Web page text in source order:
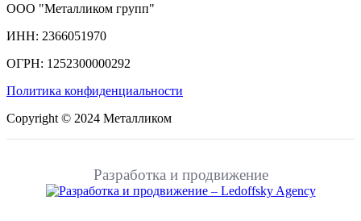
ООО "Металликом групп"
ИНН: 2366051970
ОГРН: 1252300000292
Политика конфиденциальности
Copyright © 2024 Металликом
Разработка и продвижение